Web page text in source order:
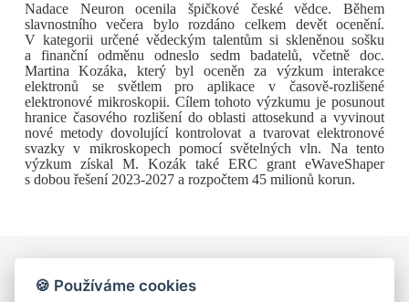
Nadace Neuron ocenila špičkové české vědce. Během
slavnostního večera bylo rozdáno celkem devět ocenění.
V kategorii určené vědeckým talentům si skleněnou sošku
a finanční odměnu odneslo sedm badatelů, včetně doc.
Martina Kozáka, který byl oceněn za výzkum interakce
elektronů se světlem pro aplikace v časově-rozlišené
elektronové mikroskopii. Cílem tohoto výzkumu je posunout
hranice časového rozlišení do oblasti attosekund a vyvinout
nové metody dovolující kontrolovat a tvarovat elektronové
svazky v mikroskopech pomocí světelných vln. Na tento
výzkum získal M. Kozák také ERC grant eWaveShaper
s dobou řešení 2023-2027 a rozpočtem 45 milionů korun.
Univerzita Karlova, Matematicko-fyzikální fakulta
🍪 Používáme cookies